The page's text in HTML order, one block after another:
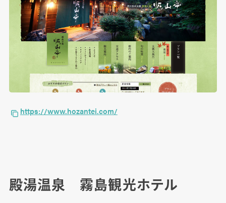
https://www.hozantei.com/
殿湯温泉 霧島観光ホテル